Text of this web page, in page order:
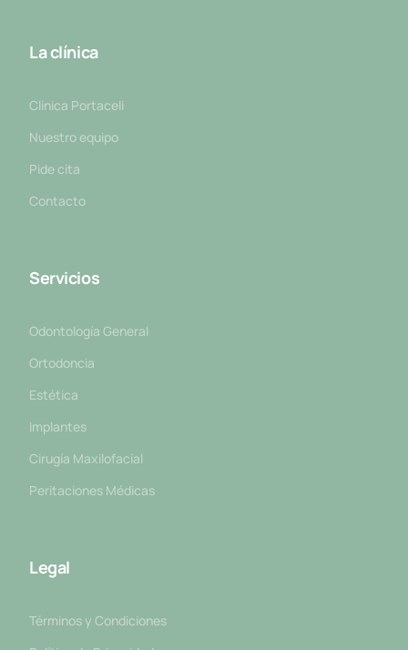
La clínica
Clinica Portaceli
Nuestro equipo
Pide cita
Contacto
Servicios
Odontología General
Ortodoncia
Estética
Implantes
Cirugía Maxilofacial
Peritaciones Médicas
Legal
Términos y Condiciones